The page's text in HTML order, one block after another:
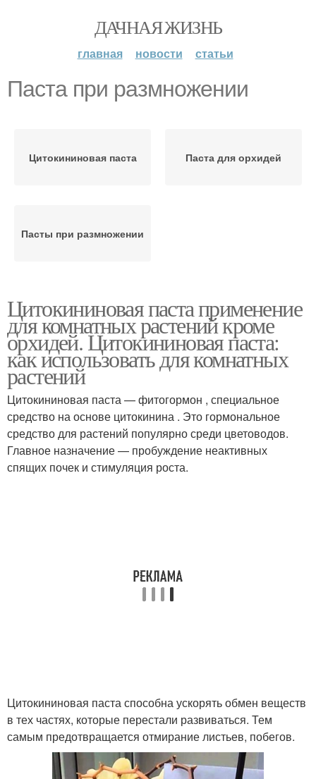
ДАЧНАЯ ЖИЗНЬ
главная новости статьи
Паста при размножении
Цитокининовая паста Паста для орхидей
Пасты при размножении
Цитокининовая паста применение
для комнатных растений кроме
орхидей. Цитокининовая паста:
как использовать для комнатных
растений
Цитокининовая паста — фитогормон , специальное
средство на основе цитокинина . Это гормональное
средство для растений популярно среди цветоводов.
Главное назначение — пробуждение неактивных
спящих почек и стимуляция роста.
Цитокининовая паста способна ускорять обмен веществ
в тех частях, которые перестали развиваться. Тем
самым предотвращается отмирание листьев, побегов.